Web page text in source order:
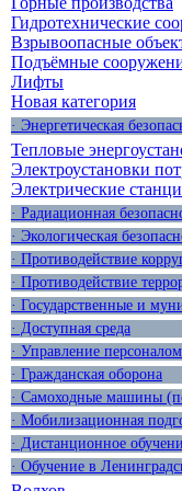
Гидротехнические
Взрывоопасные
Подъёмные
Лифты
Новая категория
· Энергетическая
Тепловые
Электроустановки
Электрические
· Радиационная
· Экологическая
· Противодействие
· Противодействие
· Государственные и
· Доступная среда
· Управление персоналом
· Гражданская оборона
· Самоходные машины
· Мобилизационная
· Дистанционное
· Обучение в